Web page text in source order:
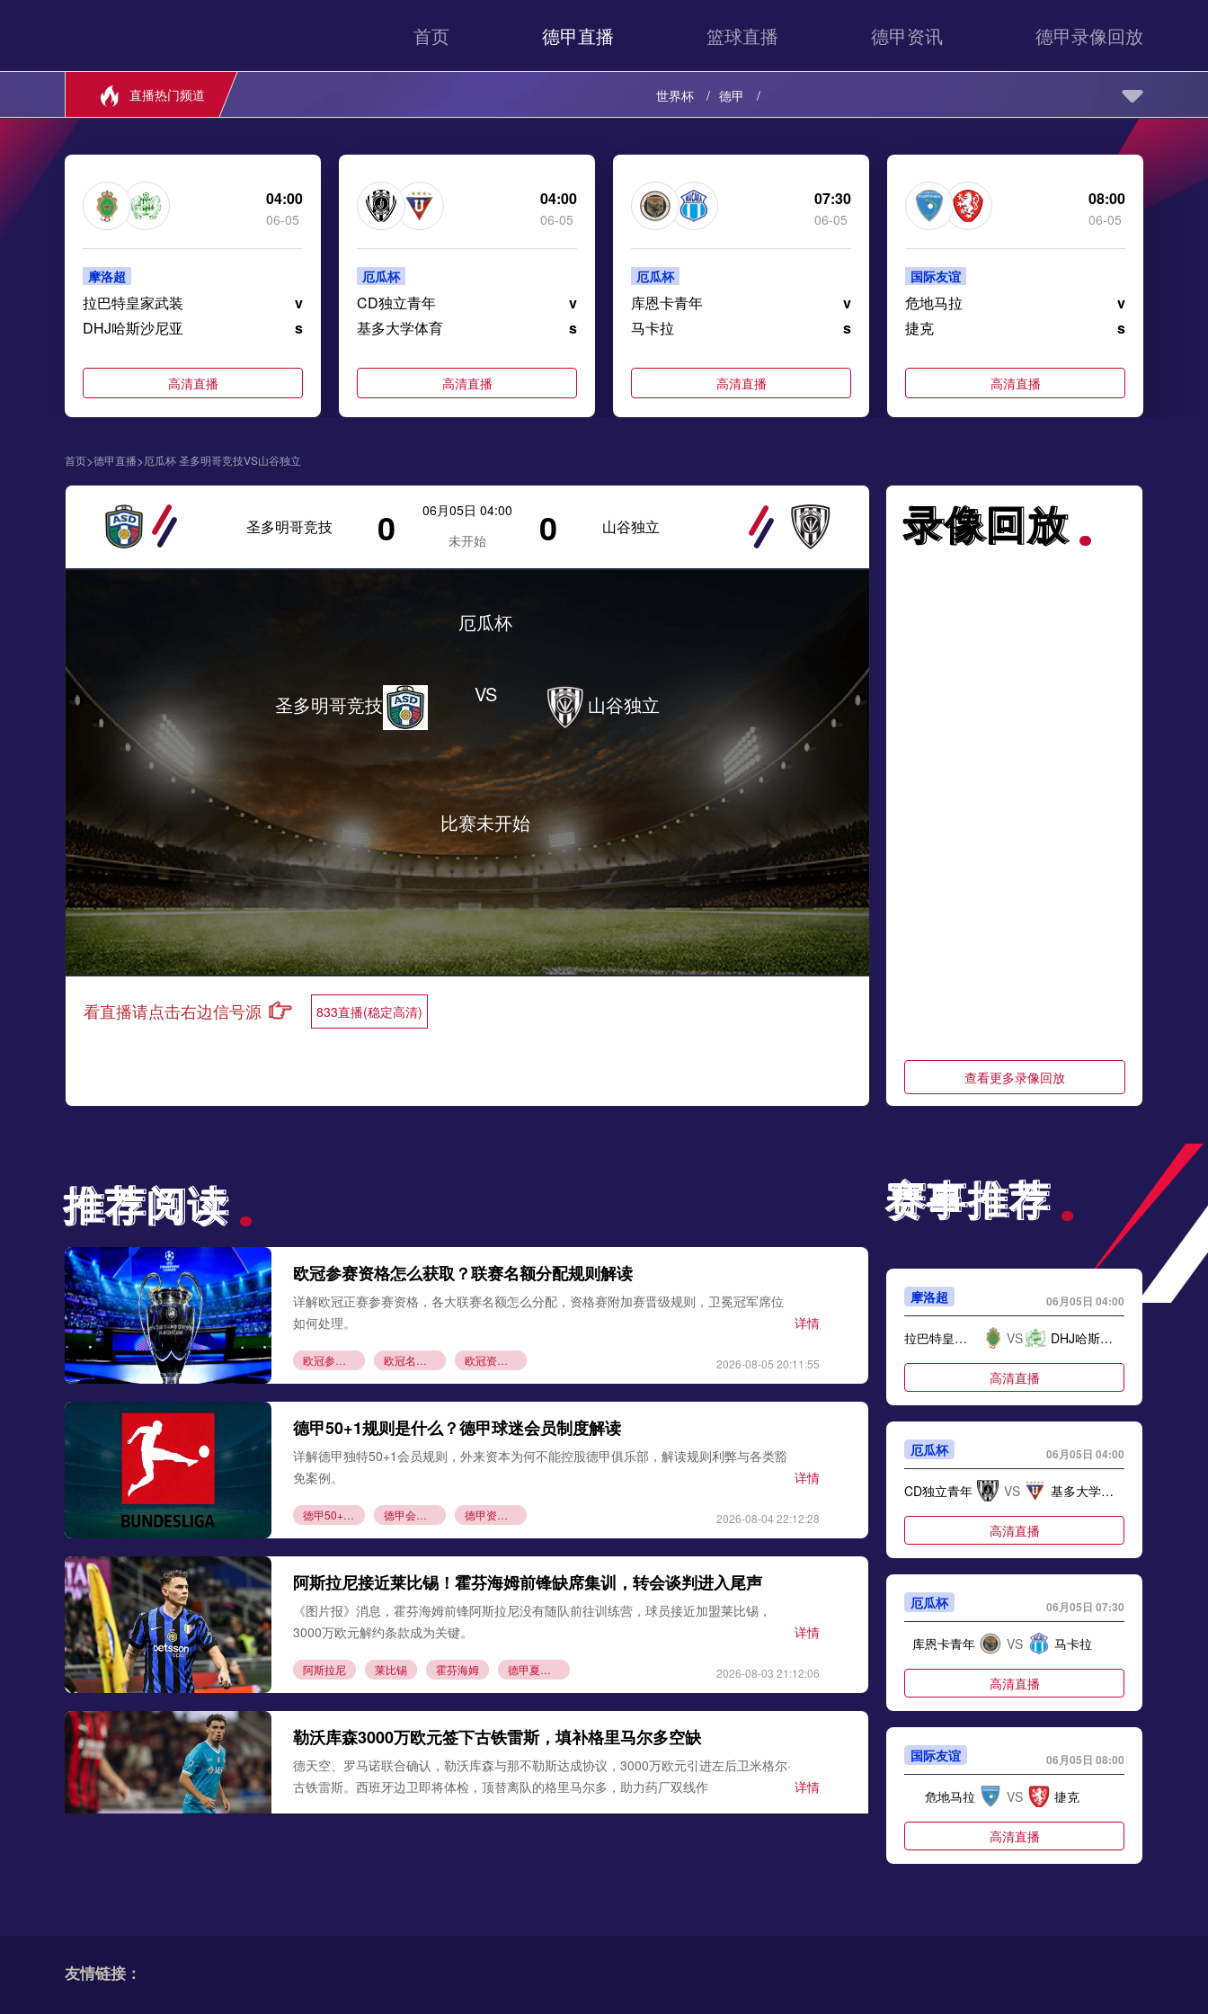
首页 德甲直播 篮球直播 德甲资讯 德甲录像回放
直播热门频道 世界杯 德甲
04:00
06-05
摩洛超
拉巴特皇家武装
v
DHJ哈斯沙尼亚
s
高清直播
04:00
06-05
厄瓜杯
CD独立青年
v
基多大学体育
s
高清直播
07:30
06-05
厄瓜杯
库恩卡青年
v
马卡拉
s
高清直播
08:00
06-05
国际友谊
危地马拉
v
捷克
s
高清直播
首页>德甲直播>厄瓜杯 圣多明哥竞技VS山谷独立
圣多明哥竞技 0
06月05日 04:00
未开始
0 山谷独立
圣多明哥竞技
厄瓜杯
VS
比赛未开始
山谷独立
看直播请点击右边信号源 833直播(稳定高清)
录像回放
录像回放
查看更多录像回放
推荐阅读
推荐阅读
欧冠参赛资格怎么获取？联赛名额分配规则解读
详解欧冠正赛参赛资格，各大联赛名额怎么分配，资格赛附加赛晋级规则，卫冕冠军席位
如何处理。
详情
欧冠参赛资格 欧冠名额分配 欧冠资格赛规则 2026-08-05 20:11:55
德甲50+1规则是什么？德甲球迷会员制度解读
详解德甲独特50+1会员规则，外来资本为何不能控股德甲俱乐部，解读规则利弊与各类豁
免案例。
详情
德甲50+1规则 德甲会员制 德甲资本规则 2026-08-04 22:12:28
阿斯拉尼接近莱比锡！霍芬海姆前锋缺席集训，转会谈判进入尾声
《图片报》消息，霍芬海姆前锋阿斯拉尼没有随队前往训练营，球员接近加盟莱比锡，
3000万欧元解约条款成为关键。
详情
阿斯拉尼 莱比锡 霍芬海姆 德甲夏窗转会 2026-08-03 21:12:06
勒沃库森3000万欧元签下古铁雷斯，填补格里马尔多空缺
德天空、罗马诺联合确认，勒沃库森与那不勒斯达成协议，3000万欧元引进左后卫米格尔·
古铁雷斯。西班牙边卫即将体检，顶替离队的格里马尔多，助力药厂双线作
详情
赛事推荐
赛事推荐
摩洛超 06月05日 04:00
拉巴特皇家武装 VS DHJ哈斯沙尼亚
高清直播
厄瓜杯 06月05日 04:00
CD独立青年 VS 基多大学体育
高清直播
厄瓜杯 06月05日 07:30
库恩卡青年 VS 马卡拉
高清直播
国际友谊 06月05日 08:00
危地马拉 VS 捷克
高清直播
友情链接：